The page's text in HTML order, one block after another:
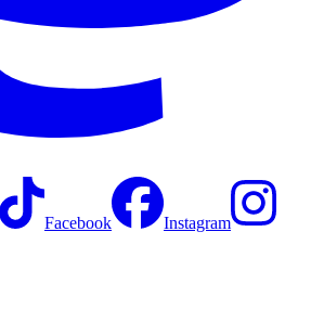
Facebook Instagram